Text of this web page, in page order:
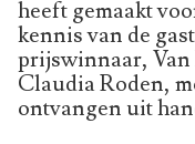
heeft gemaakt
kennis van de
prijswinnaar,
Claudia Roden,
ontvangen uit